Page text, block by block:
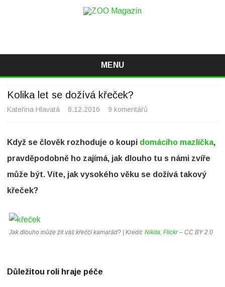
MENU
Skip
content
Kolika let se dožívá křeček?
Kateřina Hlavatá 8.12.2016 9 komentářů
e
x
t
n
Když se člověk rozhoduje o koupi domácího mazlíčka,
pravděpodobně ho zajímá, jak dlouho tu s námi zvíře
může být. Víte, jak vysokého věku se dožívá takový
křeček?
Jak dlouho může žít váš křeččí kamarád? | Kredit: Nikita, Flickr– CC BY 2.0
Důležitou roli hraje péče